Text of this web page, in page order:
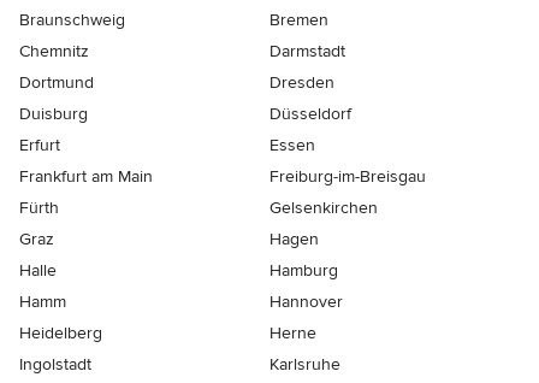
Braunschweig
Bremen
Chemnitz
Darmstadt
Dortmund
Dresden
Duisburg
Düsseldorf
Erfurt
Essen
Frankfurt am Main
Freiburg-im-Breisgau
Fürth
Gelsenkirchen
Graz
Hagen
Halle
Hamburg
Hamm
Hannover
Heidelberg
Herne
Ingolstadt
Karlsruhe